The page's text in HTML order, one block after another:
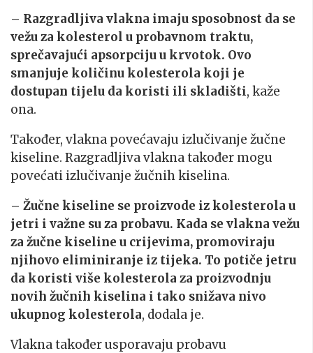
– Razgradljiva vlakna imaju sposobnost da se
vežu za kolesterol u probavnom traktu,
sprečavajući apsorpciju u krvotok. Ovo
smanjuje količinu kolesterola koji je
dostupan tijelu da koristi ili skladišti, kaže
ona.
Također, vlakna povećavaju izlučivanje žučne
kiseline. Razgradljiva vlakna također mogu
povećati izlučivanje žučnih kiselina.
– Žučne kiseline se proizvode iz kolesterola u
jetri i važne su za probavu. Kada se vlakna vežu
za žučne kiseline u crijevima, promoviraju
njihovo eliminiranje iz tijeka. To potiče jetru
da koristi više kolesterola za proizvodnju
novih žučnih kiselina i tako snižava nivo
ukupnog kolesterola, dodala je.
Vlakna također usporavaju probavu